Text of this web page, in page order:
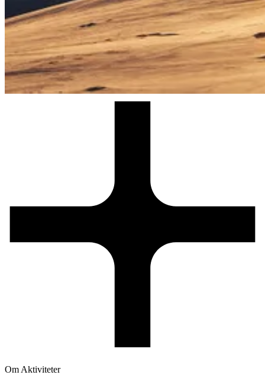
Om Aktiviteter